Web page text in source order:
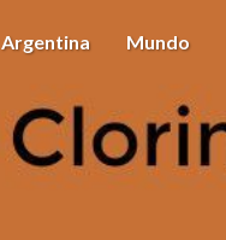
Argentina Mundo